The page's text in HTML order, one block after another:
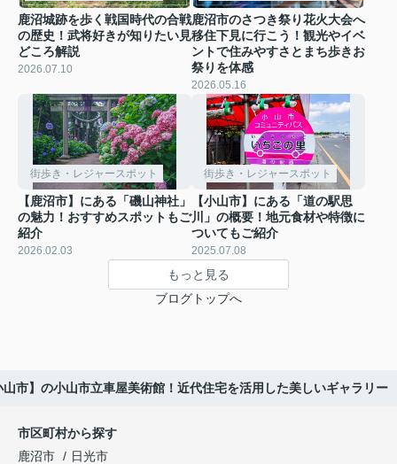
鹿沼城跡を歩く戦国時代の合戦
の歴史！武将好きが知りたい見
どころ解説
2026.07.10
鹿沼市のさつき祭り花火大会へ
移住下見に行こう！観光やイベ
ントで住みやすさとまち歩きお
祭りを体感
2026.05.16
街歩き・レジャースポット
【鹿沼市】にある「磯山神社」
の魅力！おすすめスポットもご
紹介
2026.02.03
街歩き・レジャースポット
【小山市】にある「道の駅思
川」の概要！地元食材や特徴に
ついてもご紹介
2025.07.08
もっと見る
ブログトップへ
山市】の小山市立車屋美術館！近代住宅を活用した美しいギャラリー
市区町村から探す
鹿沼市
日光市